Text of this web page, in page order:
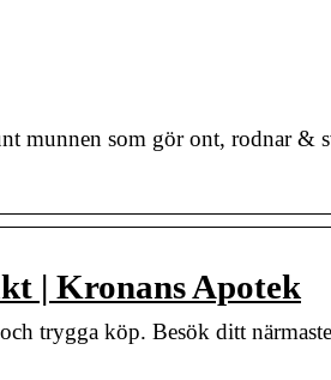
munnen som gör ont, rodnar
| Kronans Apotek
trygga köp. Besök ditt